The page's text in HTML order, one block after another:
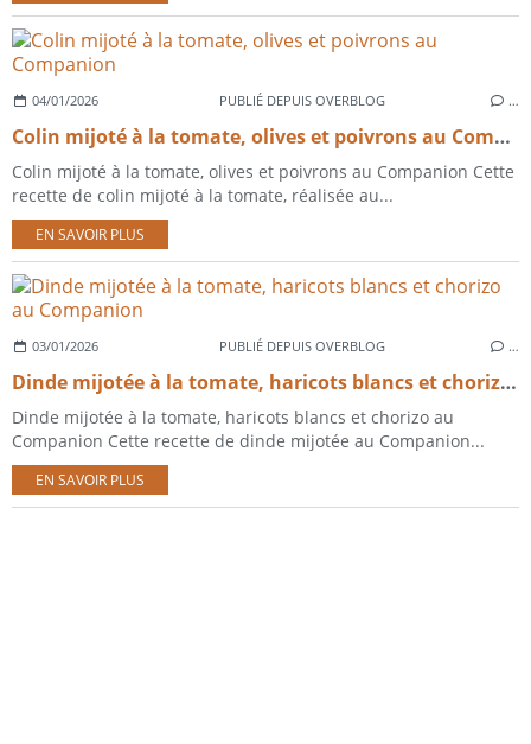
04/01/2026 PUBLIÉ DEPUIS OVERBLOG …
Colin mijoté à la tomate, olives et poivrons au Companion
Colin mijoté à la tomate, olives et poivrons au Companion Cette
recette de colin mijoté à la tomate, réalisée au...
EN SAVOIR PLUS
03/01/2026 PUBLIÉ DEPUIS OVERBLOG …
Dinde mijotée à la tomate, haricots blancs et chorizo au Companion
Dinde mijotée à la tomate, haricots blancs et chorizo au
Companion Cette recette de dinde mijotée au Companion...
EN SAVOIR PLUS